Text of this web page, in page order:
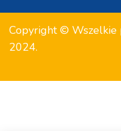
Copyright © Wszelkie
2024.